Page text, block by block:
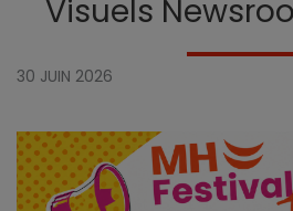
Visuels
30 JUIN 2026